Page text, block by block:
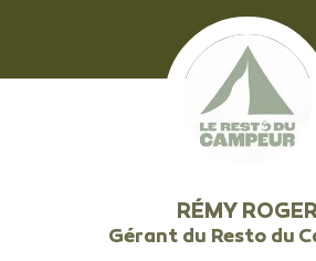
RÉMY
Gérant du Resto du